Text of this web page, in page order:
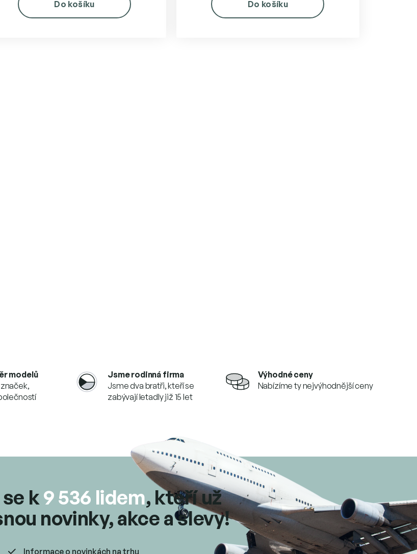
Do košíku Do košíku
a
c
v
s
u
modelů
Jsme rodinná firma
Jsme dva bratři, kteří se
zabývají letadly již 15 let
Výhodné ceny
Nabízíme ty nejvýhodnější ceny
k9 536 lidem, kteří už
novinky, akce a slevy!
Informace o novinkách na trhu